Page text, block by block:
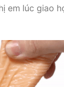
em lúc giao